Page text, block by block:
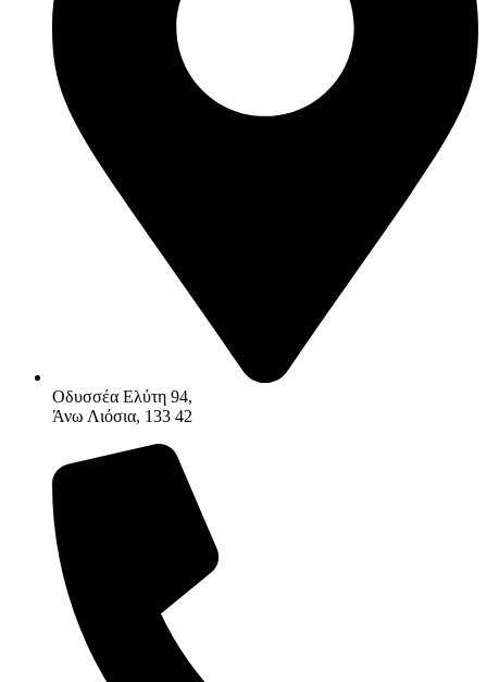
Οδυσσέα Ελύτη 94,
Άνω Λιόσια, 133 42